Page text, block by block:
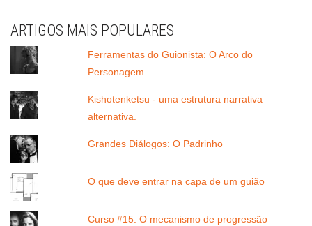
ARTIGOS MAIS POPULARES
Ferramentas do Guionista: O Arco do
Personagem
Kishotenketsu - uma estrutura narrativa
alternativa.
Grandes Diálogos: O Padrinho
O que deve entrar na capa de um guião
Curso #15: O mecanismo de progressão